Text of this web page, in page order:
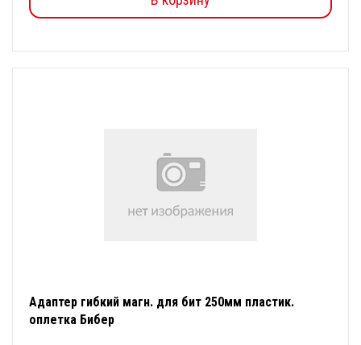
Адаптер гибкий магн. для бит 250мм пластик.
оплетка Бибер